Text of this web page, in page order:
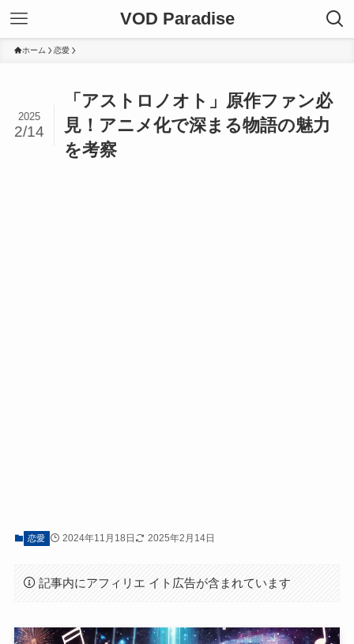
VOD Paradise
ホーム 恋愛
「アストロノオト」原作ファン必
見！アニメ化で深まる物語の魅力
を考察
2025
2/14
恋愛 2024年11月18日 2025年2月14日
記事内にアフィリエ イト広告が含まれています